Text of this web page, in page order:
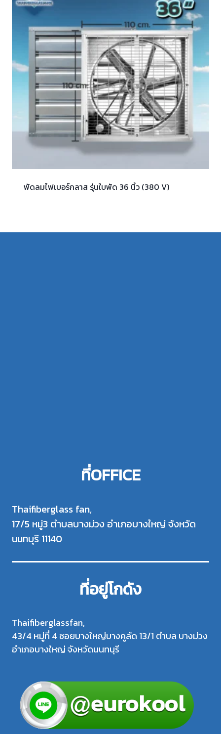
พัดลมไฟเบอร์กลาส รุ่นใบพัด 36 นิ้ว (380 V)
ที่OFFICE
Thaifiberglass fan,
17/5 หมู่3 ตำบลบางม่วง อำเภอบางใหญ่ จังหวัด
นนทบุรี 11140
ที่อยู่โกดัง
Thaifiberglassfan,
43/4 หมู่ที่ 4 ซอยบางใหญ่บางคูลัด 13/1 ตำบล บางม่วง
อำเภอบางใหญ่ จังหวัดนนทบุรี